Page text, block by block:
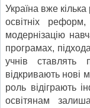
Україна вже
освітніх
модернізацію
програмах,
учнів ставлять
відкривають нові
роль відіграють
освітянам